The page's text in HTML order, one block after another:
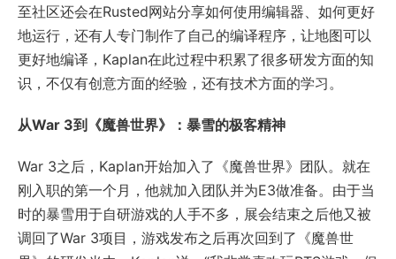
至社区还会在Rusted网站分享如何使用编辑器、如何更好
地运行，还有人专门制作了自己的编译程序，让地图可以
更好地编译，Kaplan在此过程中积累了很多研发方面的知
识，不仅有创意方面的经验，还有技术方面的学习。
从War 3到《魔兽世界》：暴雪的极客精神
War 3之后，Kaplan开始加入了《魔兽世界》团队。就在
刚入职的第一个月，他就加入团队并为E3做准备。由于当
时的暴雪用于自研游戏的人手不多，展会结束之后他又被
调回了War 3项目，游戏发布之后再次回到了《魔兽世